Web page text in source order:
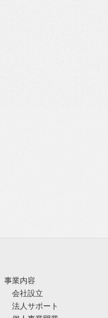
事業内容
会社設立
法人サポート